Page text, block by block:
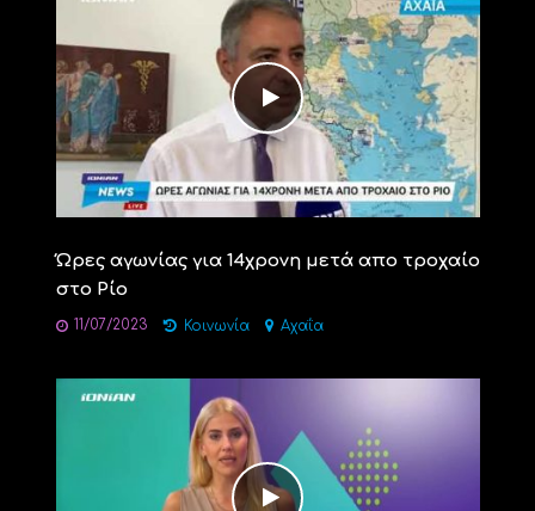
Ώρες αγωνίας για 14χρονη μετά απο τροχαίο
στο Ρίο
11/07/2023 Κοινωνία Αχαΐα